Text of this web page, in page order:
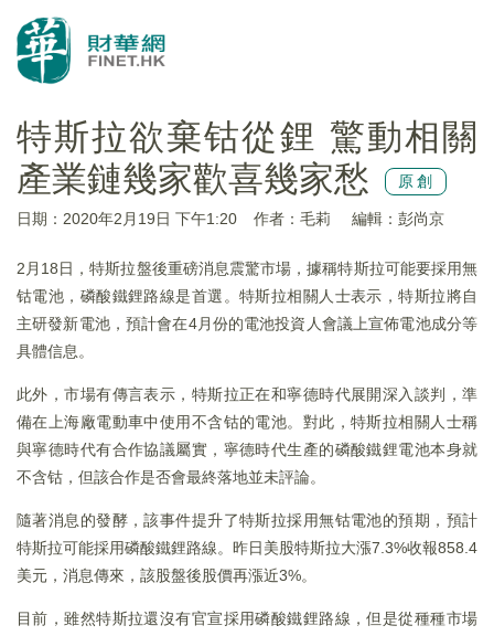
特斯拉欲棄钴從鋰 驚動相關
產業鏈幾家歡喜幾家愁
原創
日期：2020年2月19日 下午1:20 作者：毛莉 編輯：彭尚京
2月18日，特斯拉盤後重磅消息震驚市場，據稱特斯拉可能要採用無
钴電池，磷酸鐵鋰路線是首選。特斯拉相關人士表示，特斯拉將自
主研發新電池，預計會在4月份的電池投資人會議上宣佈電池成分等
具體信息。
此外，市場有傳言表示，特斯拉正在和寧德時代展開深入談判，準
備在上海廠電動車中使用不含钴的電池。對此，特斯拉相關人士稱
與寧德時代有合作協議屬實，寧德時代生產的磷酸鐵鋰電池本身就
不含钴，但該合作是否會最終落地並未評論。
隨著消息的發酵，該事件提升了特斯拉採用無钴電池的預期，預計
特斯拉可能採用磷酸鐵鋰路線。昨日美股特斯拉大漲7.3%收報858.4
美元，消息傳來，該股盤後股價再漲近3%。
目前，雖然特斯拉還沒有官宣採用磷酸鐵鋰路線，但是從種種市場